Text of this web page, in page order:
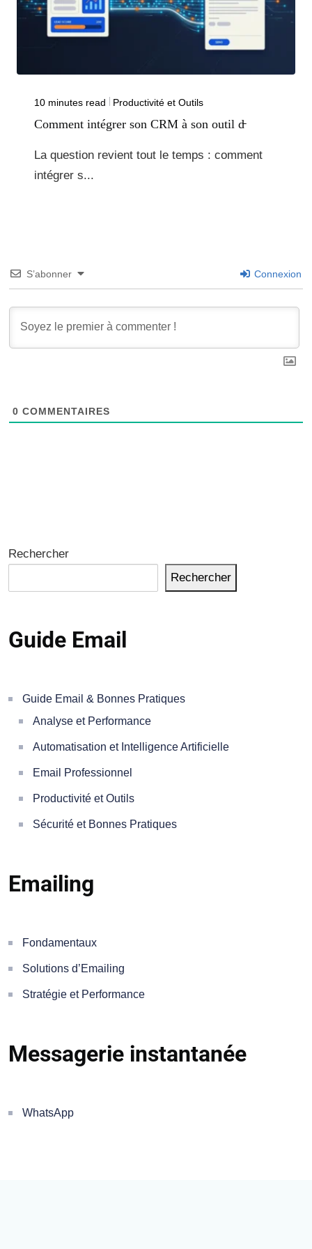
10 minutes read Productivité et Outils
Comment intégrer son CRM à son outil d̵
La question revient tout le temps : comment
intégrer s...
S’abonner Connexion
0 COMMENTAIRES
Rechercher
Rechercher
Guide Email
Guide Email & Bonnes Pratiques
Analyse et Performance
Automatisation et Intelligence Artificielle
Email Professionnel
Productivité et Outils
Sécurité et Bonnes Pratiques
Emailing
Fondamentaux
Solutions d’Emailing
Stratégie et Performance
Messagerie instantanée
WhatsApp